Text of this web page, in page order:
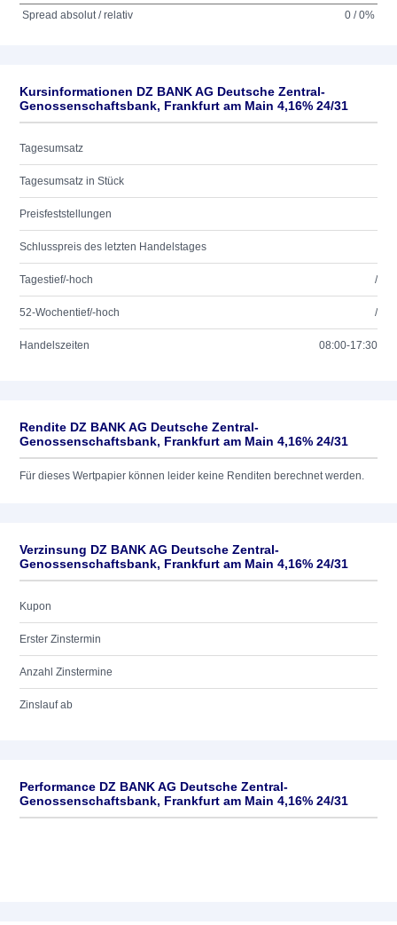
Spread absolut / relativ
0 / 0%
Kursinformationen DZ BANK AG Deutsche Zentral-
Genossenschaftsbank, Frankfurt am Main 4,16% 24/31
Tagesumsatz
Tagesumsatz in Stück
Preisfeststellungen
Schlusspreis des letzten Handelstages
Tagestief/-hoch /
52-Wochentief/-hoch /
Handelszeiten 08:00-17:30
Rendite DZ BANK AG Deutsche Zentral-
Genossenschaftsbank, Frankfurt am Main 4,16% 24/31
Für dieses Wertpapier können leider keine Renditen berechnet werden.
Verzinsung DZ BANK AG Deutsche Zentral-
Genossenschaftsbank, Frankfurt am Main 4,16% 24/31
Kupon
Erster Zinstermin
Anzahl Zinstermine
Zinslauf ab
Performance DZ BANK AG Deutsche Zentral-
Genossenschaftsbank, Frankfurt am Main 4,16% 24/31